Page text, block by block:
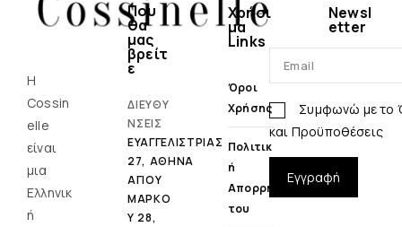
Η
Cossin
elle
είναι
μια
Ελληνικ
ή
Που
θα
μας
βρείτ
ε
ΔΙΕΥΘΥ
ΝΣΕΙΣ
ΕΥΑΓΓΕΛΙΣΤΡΙΑΣ
27, ΑΘΗΝΑ
ΑΓΙΟΥ
ΜΑΡΚΟ
Υ 28,
Χρήσι
μα
Links
Όροι
Χρήσης
Πολιτικ
Ή
Απορρή
Του
Newsl
etter
Συμφωνώ με το
και Προϋποθέσεις
Εγγραφή